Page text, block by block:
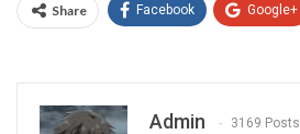
Share Facebook Google+
Admin 3169 Posts